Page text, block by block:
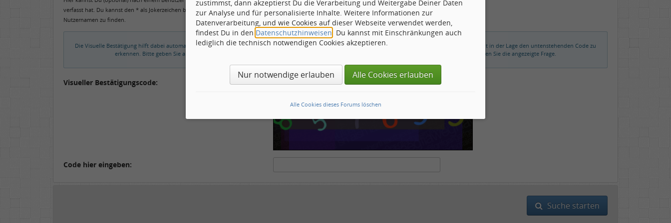
verfasst hat. Du kannst den * als Jokerzeichen benutzen, um ähnliche
Nutzernamen zu finden.
Die Visuelle Bestätigung hilft dabei automatische Spambots und Scripte von den Diensten dieses Forums abzuhalten. Derartige Scripte sind normalerweise nicht in der Lage den untenstehenden Code zu
erkennen. Bitte geben Sie also in das untenstehende Feld die Buchstaben und Zahlen ein, die Sie in dem Bild erkennen können oder beantworten Sie die angezeigte Frage.
Visueller Bestätigungscode:
Code hier eingeben:
Suche starten
zustimmst, dann akzeptierst Du die Verarbeitung und Weitergabe Deiner Daten
zur Analyse und für personalisierte Inhalte. Weitere Informationen zur
Datenverarbeitung, und wie Cookies auf dieser Webseite verwendet werden,
findest Du in den Datenschutzhinweisen . Du kannst mit Einschränkungen auch
lediglich die technisch notwendigen Cookies akzeptieren.
Nur notwendige erlauben Alle Cookies erlauben
Alle Cookies dieses Forums löschen